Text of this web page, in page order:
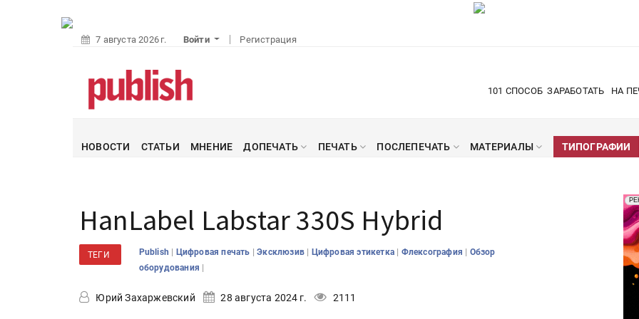
7 августа 2026 г. Войти Регистрация
101 СПОСОБ ЗАРАБОТАТЬ НА
НОВОСТИ СТАТЬИ МНЕНИЕ ДОПЕЧАТЬ ПЕЧАТЬ ПОСЛЕПЕЧАТЬ МАТЕРИАЛЫ ТИПОГРАФИИ
HanLabel Labstar 330S Hybrid
ТЕГИ Publish | Цифровая печать |Эксклюзив | Цифровая этикетка | Флексография | Обзор
оборудования |
Юрий Захаржевский 28 августа 2024 г. 2111